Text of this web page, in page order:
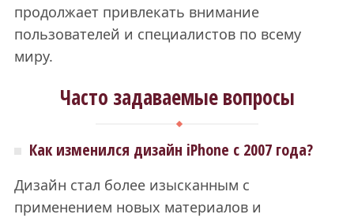
продолжает привлекать внимание
пользователей и специалистов по всему
миру.
Часто задаваемые вопросы
Как изменился дизайн iPhone с 2007 года?
Дизайн стал более изысканным с
применением новых материалов и